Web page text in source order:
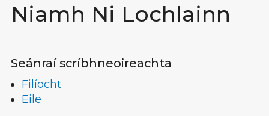
Niamh Ni Lochlainn
Seánraí scríbhneoireachta
Filíocht
Eile